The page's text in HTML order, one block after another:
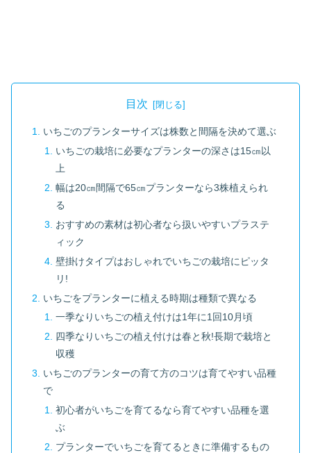
目次
いちごのプランターサイズは株数と間隔を決めて選ぶ
いちごの栽培に必要なプランターの深さは15㎝以
上
幅は20㎝間隔で65㎝プランターなら3株植えられ
る
おすすめの素材は初心者なら扱いやすいプラステ
ィック
壁掛けタイプはおしゃれでいちごの栽培にピッタ
リ!
いちごをプランターに植える時期は種類で異なる
一季なりいちごの植え付けは1年に1回10月頃
四季なりいちごの植え付けは春と秋!長期で栽培と
収穫
いちごのプランターの育て方のコツは育てやすい品種
で
初心者がいちごを育てるなら育てやすい品種を選
ぶ
プランターでいちごを育てるときに準備するもの